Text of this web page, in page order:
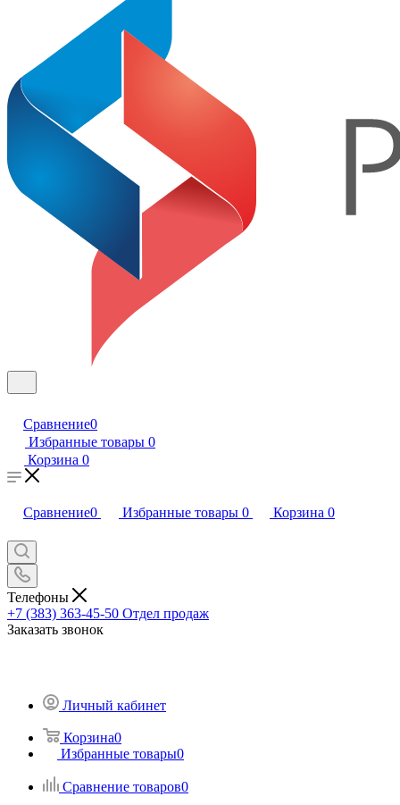
Сравнение0
Избранные товары 0
Корзина 0
Сравнение0 Избранные товары 0 Корзина 0
Телефоны
+7 (383) 363-45-50 Отдел продаж
Заказать звонок
Личный кабинет
Корзина0
Избранные товары0
Сравнение товаров0